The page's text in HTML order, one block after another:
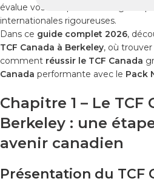
évalue vos compétences
internationales rigoureuses.
Dans ce guide complet 2026,
TCF Canada à Berkeley, où trouver
comment réussir le TCF Canada
Canada performante avec le Pack
Chapitre 1 – Le TCF
Berkeley : une
avenir canadien
Présentation du TCF